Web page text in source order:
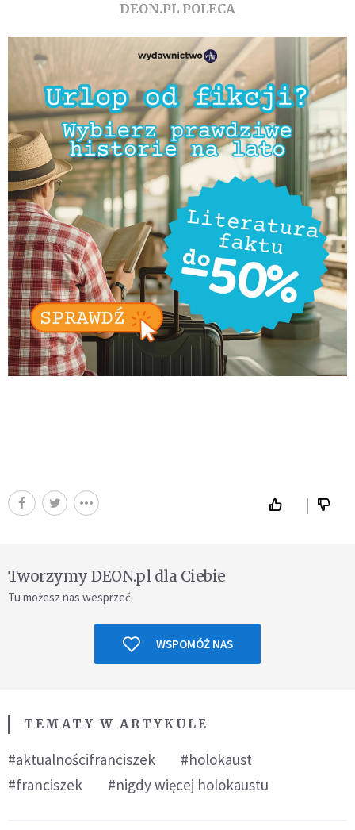
DEON.PL POLECA
Tworzymy DEON.pl dla Ciebie
Tu możesz nas wesprzeć.
WSPOMÓŻ NAS
TEMATY W ARTYKULE
#aktualnościfranciszek
#holokaust
#franciszek
#nigdy więcej holokaustu